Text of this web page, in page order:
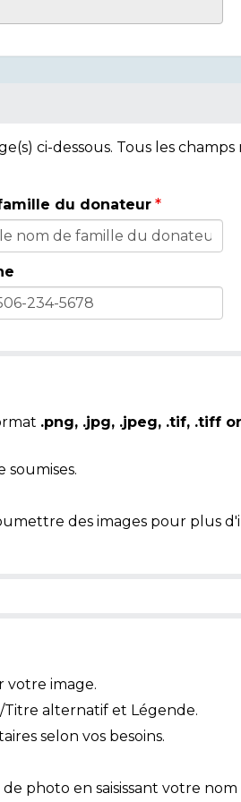
ci-dessous. Tous les
du donateur
.png, .jpg, .jpeg, .tif, .tiff
des images pour plus
votre image.
Titre alternatif et Légende.
selon vos besoins.
photo en saisissant votre